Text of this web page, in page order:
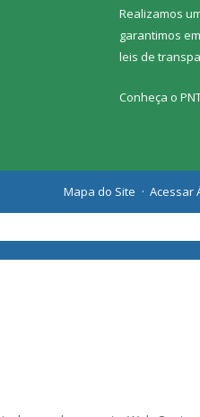
Realizamos
garantimos
leis de
Conheça o
Mapa do Site Acessar